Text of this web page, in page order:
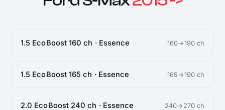
1.5 EcoBoost 160 ch · Essence 160→190 ch
1.5 EcoBoost 165 ch · Essence 165→190 ch
2.0 EcoBoost 240 ch · Essence 240→270 ch